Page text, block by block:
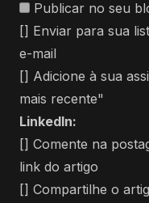
Publicar no seu
[] Enviar para sua
e-mail
[] Adicione à sua
mais recente"
LinkedIn:
[] Comente na
link do artigo
[] Compartilhe o